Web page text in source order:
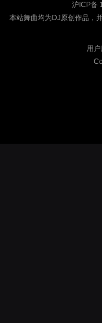
沪ICP备
本站舞曲均为DJ原创作品，
用